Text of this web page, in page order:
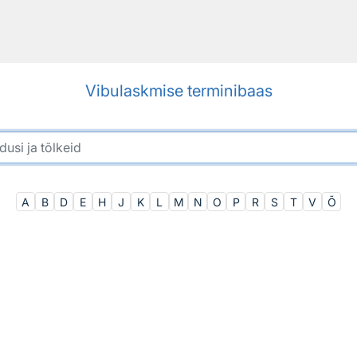
Vibulaskmise terminibaas
A B D E H J K L M N O P R S T V Õ